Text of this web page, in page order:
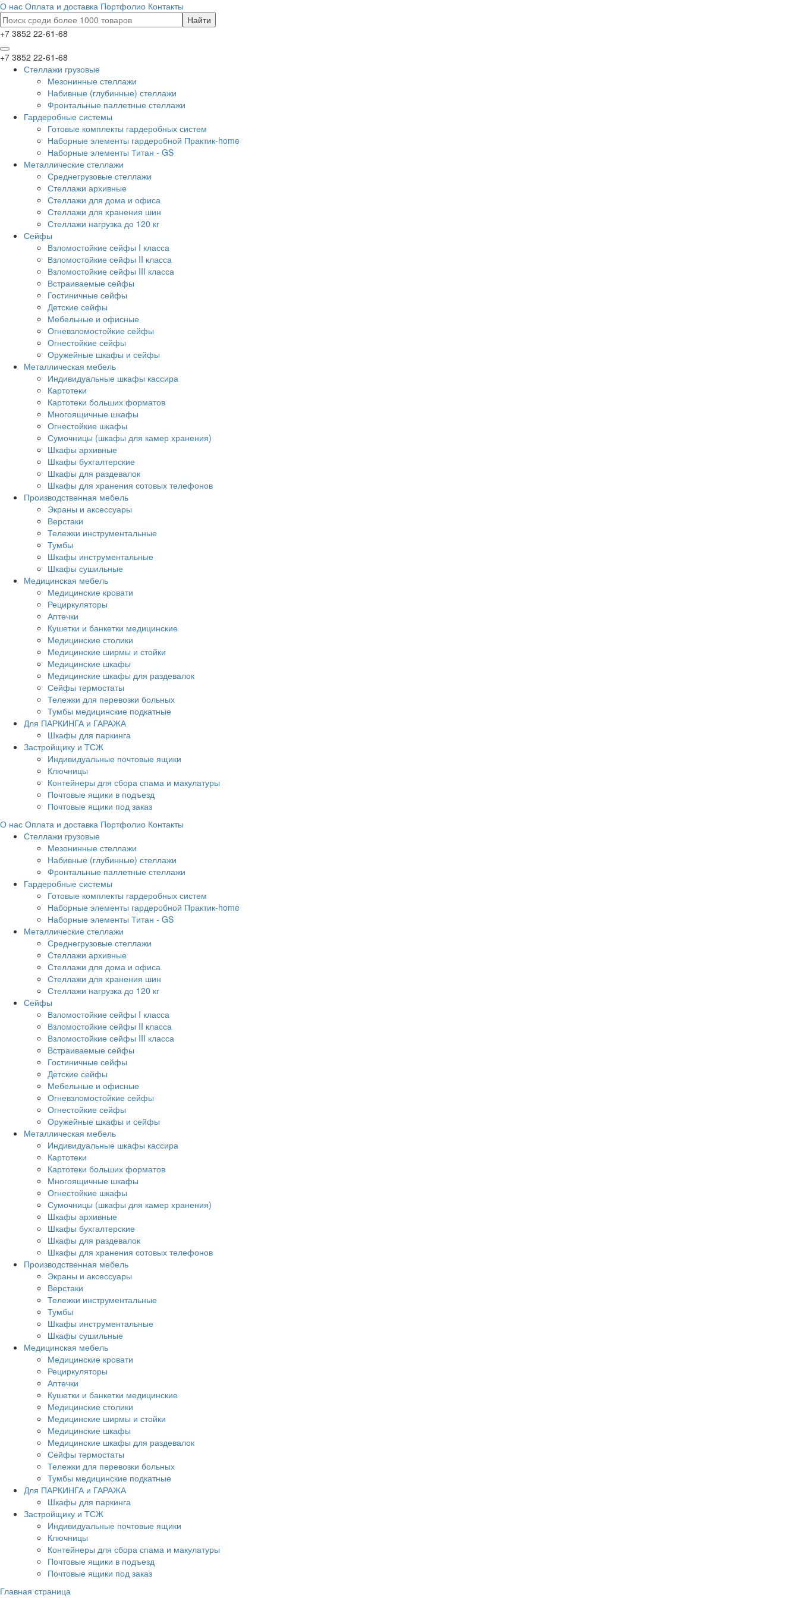
О нас Оплата и доставка Портфолио Контакты
+7 3852 22-61-68
+7 3852 22-61-68
Стеллажи грузовые
Мезонинные стеллажи
Набивные (глубинные) стеллажи
Фронтальные паллетные стеллажи
Гардеробные системы
Готовые комплекты гардеробных систем
Наборные элементы гардеробной Практик-home
Наборные элементы Титан - GS
Металлические стеллажи
Среднегрузовые стеллажи
Стеллажи архивные
Стеллажи для дома и офиса
Стеллажи для хранения шин
Стеллажи нагрузка до 120 кг
Сейфы
Взломостойкие сейфы I класса
Взломостойкие сейфы II класса
Взломостойкие сейфы III класса
Встраиваемые сейфы
Гостиничные сейфы
Детские сейфы
Мебельные и офисные
Огневзломостойкие сейфы
Огнестойкие сейфы
Оружейные шкафы и сейфы
Металлическая мебель
Индивидуальные шкафы кассира
Картотеки
Картотеки больших форматов
Многоящичные шкафы
Огнестойкие шкафы
Сумочницы (шкафы для камер хранения)
Шкафы архивные
Шкафы бухгалтерские
Шкафы для раздевалок
Шкафы для хранения сотовых телефонов
Производственная мебель
Экраны и аксессуары
Верстаки
Тележки инструментальные
Тумбы
Шкафы инструментальные
Шкафы сушильные
Медицинская мебель
Медицинские кровати
Рециркуляторы
Аптечки
Кушетки и банкетки медицинские
Медицинские столики
Медицинские ширмы и стойки
Медицинские шкафы
Медицинские шкафы для раздевалок
Сейфы термостаты
Тележки для перевозки больных
Тумбы медицинские подкатные
Для ПАРКИНГА и ГАРАЖА
Шкафы для паркинга
Застройщику и ТСЖ
Индивидуальные почтовые ящики
Ключницы
Контейнеры для сбора спама и макулатуры
Почтовые ящики в подъезд
Почтовые ящики под заказ
О нас Оплата и доставка Портфолио Контакты
Стеллажи грузовые
Мезонинные стеллажи
Набивные (глубинные) стеллажи
Фронтальные паллетные стеллажи
Гардеробные системы
Готовые комплекты гардеробных систем
Наборные элементы гардеробной Практик-home
Наборные элементы Титан - GS
Металлические стеллажи
Среднегрузовые стеллажи
Стеллажи архивные
Стеллажи для дома и офиса
Стеллажи для хранения шин
Стеллажи нагрузка до 120 кг
Сейфы
Взломостойкие сейфы I класса
Взломостойкие сейфы II класса
Взломостойкие сейфы III класса
Встраиваемые сейфы
Гостиничные сейфы
Детские сейфы
Мебельные и офисные
Огневзломостойкие сейфы
Огнестойкие сейфы
Оружейные шкафы и сейфы
Металлическая мебель
Индивидуальные шкафы кассира
Картотеки
Картотеки больших форматов
Многоящичные шкафы
Огнестойкие шкафы
Сумочницы (шкафы для камер хранения)
Шкафы архивные
Шкафы бухгалтерские
Шкафы для раздевалок
Шкафы для хранения сотовых телефонов
Производственная мебель
Экраны и аксессуары
Верстаки
Тележки инструментальные
Тумбы
Шкафы инструментальные
Шкафы сушильные
Медицинская мебель
Медицинские кровати
Рециркуляторы
Аптечки
Кушетки и банкетки медицинские
Медицинские столики
Медицинские ширмы и стойки
Медицинские шкафы
Медицинские шкафы для раздевалок
Сейфы термостаты
Тележки для перевозки больных
Тумбы медицинские подкатные
Для ПАРКИНГА и ГАРАЖА
Шкафы для паркинга
Застройщику и ТСЖ
Индивидуальные почтовые ящики
Ключницы
Контейнеры для сбора спама и макулатуры
Почтовые ящики в подъезд
Почтовые ящики под заказ
Главная страница